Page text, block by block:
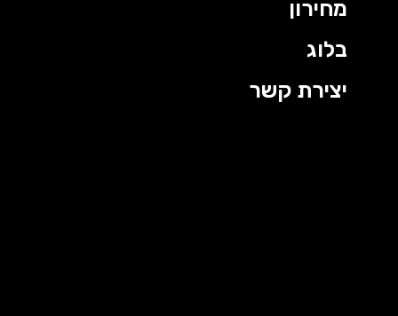
מחירון
בלוג
יצירת קשר